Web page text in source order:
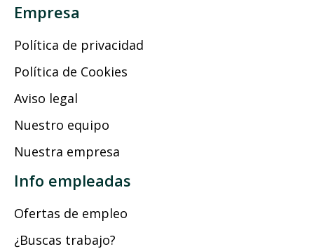
Empresa
Política de privacidad
Política de Cookies
Aviso legal
Nuestro equipo
Nuestra empresa
Info empleadas
Ofertas de empleo
¿Buscas trabajo?